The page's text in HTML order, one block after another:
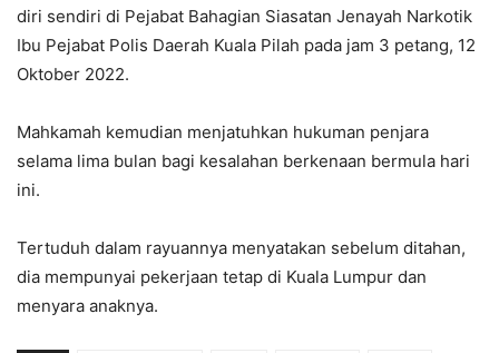
diri sendiri di Pejabat Bahagian Siasatan Jenayah Narkotik
Ibu Pejabat Polis Daerah Kuala Pilah pada jam 3 petang, 12
Oktober 2022.
Mahkamah kemudian menjatuhkan hukuman penjara
selama lima bulan bagi kesalahan berkenaan bermula hari
ini.
Tertuduh dalam rayuannya menyatakan sebelum ditahan,
dia mempunyai pekerjaan tetap di Kuala Lumpur dan
menyara anaknya.